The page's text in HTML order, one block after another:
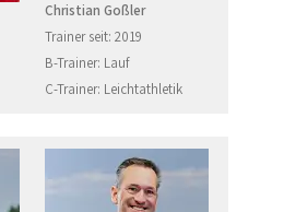
Christian Goßler
Trainer seit: 2019
B-Trainer: Lauf
C-Trainer: Leichtathletik